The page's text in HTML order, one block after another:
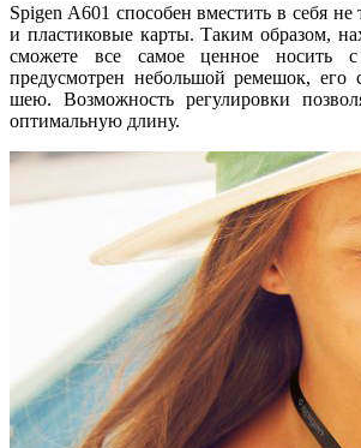
Spigen A601 способен вместить в себя
и пластиковые карты. Таким образом,
сможете все самое ценное носить
предусмотрен небольшой ремешок, его
шею. Возможность регулировки
оптимальную длину.